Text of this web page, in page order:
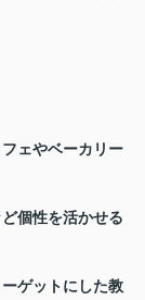
ェやベーカリー
個性を活かせる
ゲットにした教